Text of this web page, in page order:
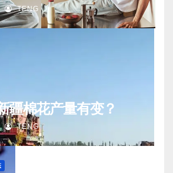
TENG
疆棉花产量有变？
TENG